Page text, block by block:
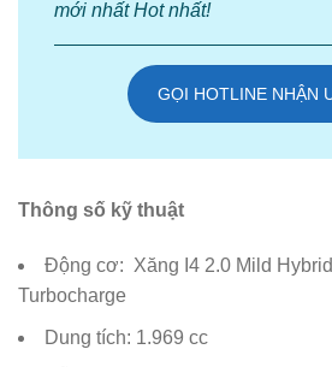
mới nhất Hot nhất!
GỌI HOTLINE NHẬN
Thông số kỹ thuật
Động cơ: Xăng I4 2.0 Mild
Turbocharge
Dung tích: 1.969 cc